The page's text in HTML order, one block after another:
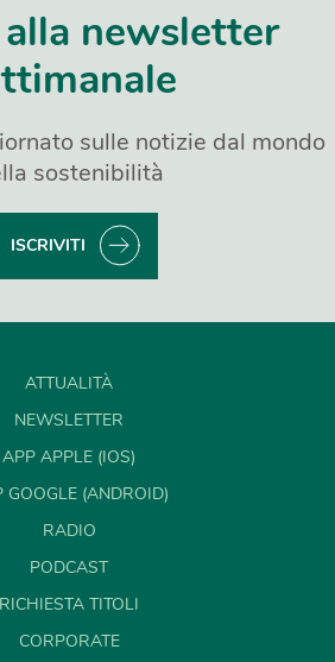
newsletter
sulle notizie dal mondo
sostenibilità
ISCRIVITI
ATTUALITÀ
NEWSLETTER
APP APPLE (IOS)
GOOGLE (ANDROID)
RADIO
PODCAST
RICHIESTA TITOLI
CORPORATE